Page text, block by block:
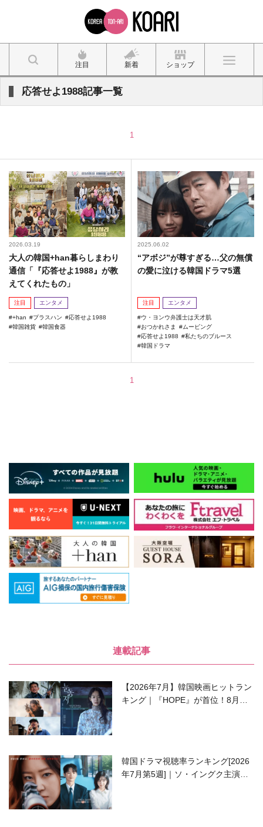
注目 新着 ショップ
応答せよ1988記事一覧
1
2026.03.19
大人の韓国+han暮らしまわり
通信「『応答せよ1988』が教
えてくれたもの」
注目 エンタメ
+han プラスハン
応答せよ1988
韓国雑貨
韓国食器
2025.06.02
“アボジ”が尊すぎる…父の無償
の愛に泣ける韓国ドラマ5選
注目 エンタメ
ウ・ヨンウ弁護士は天才肌
おつかれさま
ムービング
応答せよ1988
私たちのブルース
韓国ドラマ
1
連載記事
【2026年7月】韓国映画ヒットラン
キング｜『HOPE』が首位！8月公
韓国ドラマ視聴率ランキング[2026
年7月第5週]｜ソ・イングク主演の